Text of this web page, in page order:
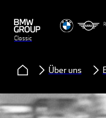
Classic
Über uns